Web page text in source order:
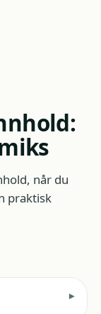
når du
praktisk